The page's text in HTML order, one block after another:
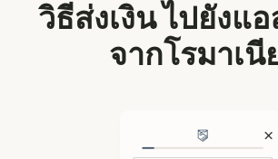
วิธีส่งเงิน ไปยังแอ
จากโรมาเนี